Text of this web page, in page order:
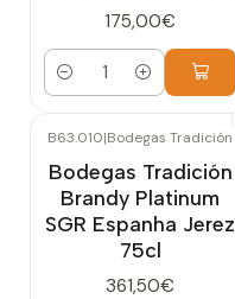
175,00€
Quantidade
B63.010|Bodegas Tradición
Bodegas Tradición
Brandy Platinum
SGR Espanha Jerez
75cl
361,50€